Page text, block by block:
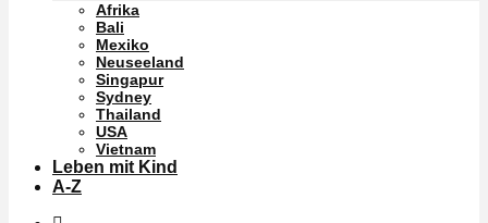
Afrika
Bali
Mexiko
Neuseeland
Singapur
Sydney
Thailand
USA
Vietnam
Leben mit Kind
A-Z